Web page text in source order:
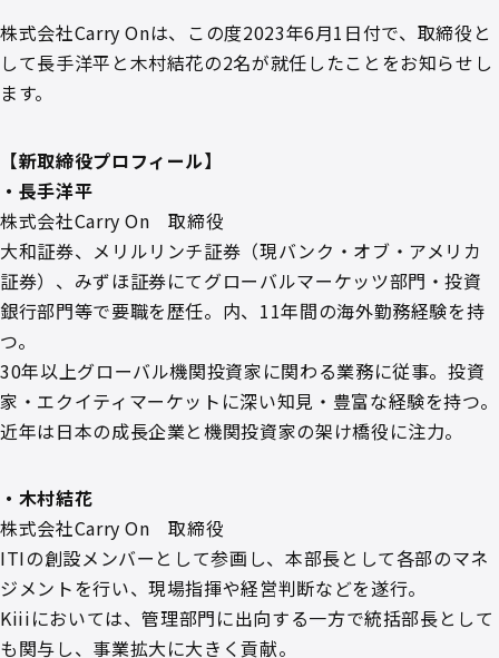
株式会社Carry Onは、この度2023年6月1日付で、取締役と
して長手洋平と木村結花の2名が就任したことをお知らせし
ます。
【新取締役プロフィール】
・長手洋平
株式会社Carry On 取締役
大和証券、メリルリンチ証券（現バンク・オブ・アメリカ
証券）、みずほ証券にてグローバルマーケッツ部門・投資
銀行部門等で要職を歴任。内、11年間の海外勤務経験を持
つ。
30年以上グローバル機関投資家に関わる業務に従事。投資
家・エクイティマーケットに深い知見・豊富な経験を持つ。
近年は日本の成長企業と機関投資家の架け橋役に注力。
・木村結花
株式会社Carry On 取締役
ITIの創設メンバーとして参画し、本部長として各部のマネ
ジメントを行い、現場指揮や経営判断などを遂行。
Kiiiにおいては、管理部門に出向する一方で統括部長として
も関与し、事業拡大に大きく貢献。